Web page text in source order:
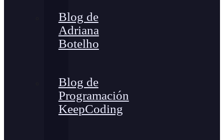
Blog de
Adriana
Botelho
Blog de
Programación
KeepCoding